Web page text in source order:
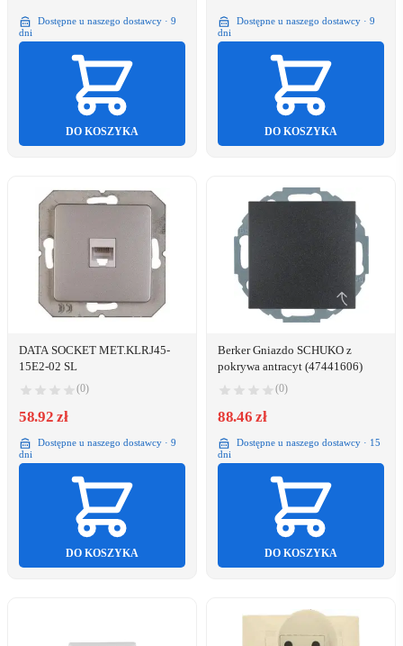
Dostępne u naszego dostawcy · 9
dni
DO KOSZYKA
Dostępne u naszego dostawcy · 9
dni
DO KOSZYKA
DATA SOCKET MET.KLRJ45-
15E2-02 SL
(0)
58.92 zł
Dostępne u naszego dostawcy · 9
dni
DO KOSZYKA
Berker Gniazdo SCHUKO z
pokrywa antracyt (47441606)
(0)
88.46 zł
Dostępne u naszego dostawcy · 15
dni
DO KOSZYKA